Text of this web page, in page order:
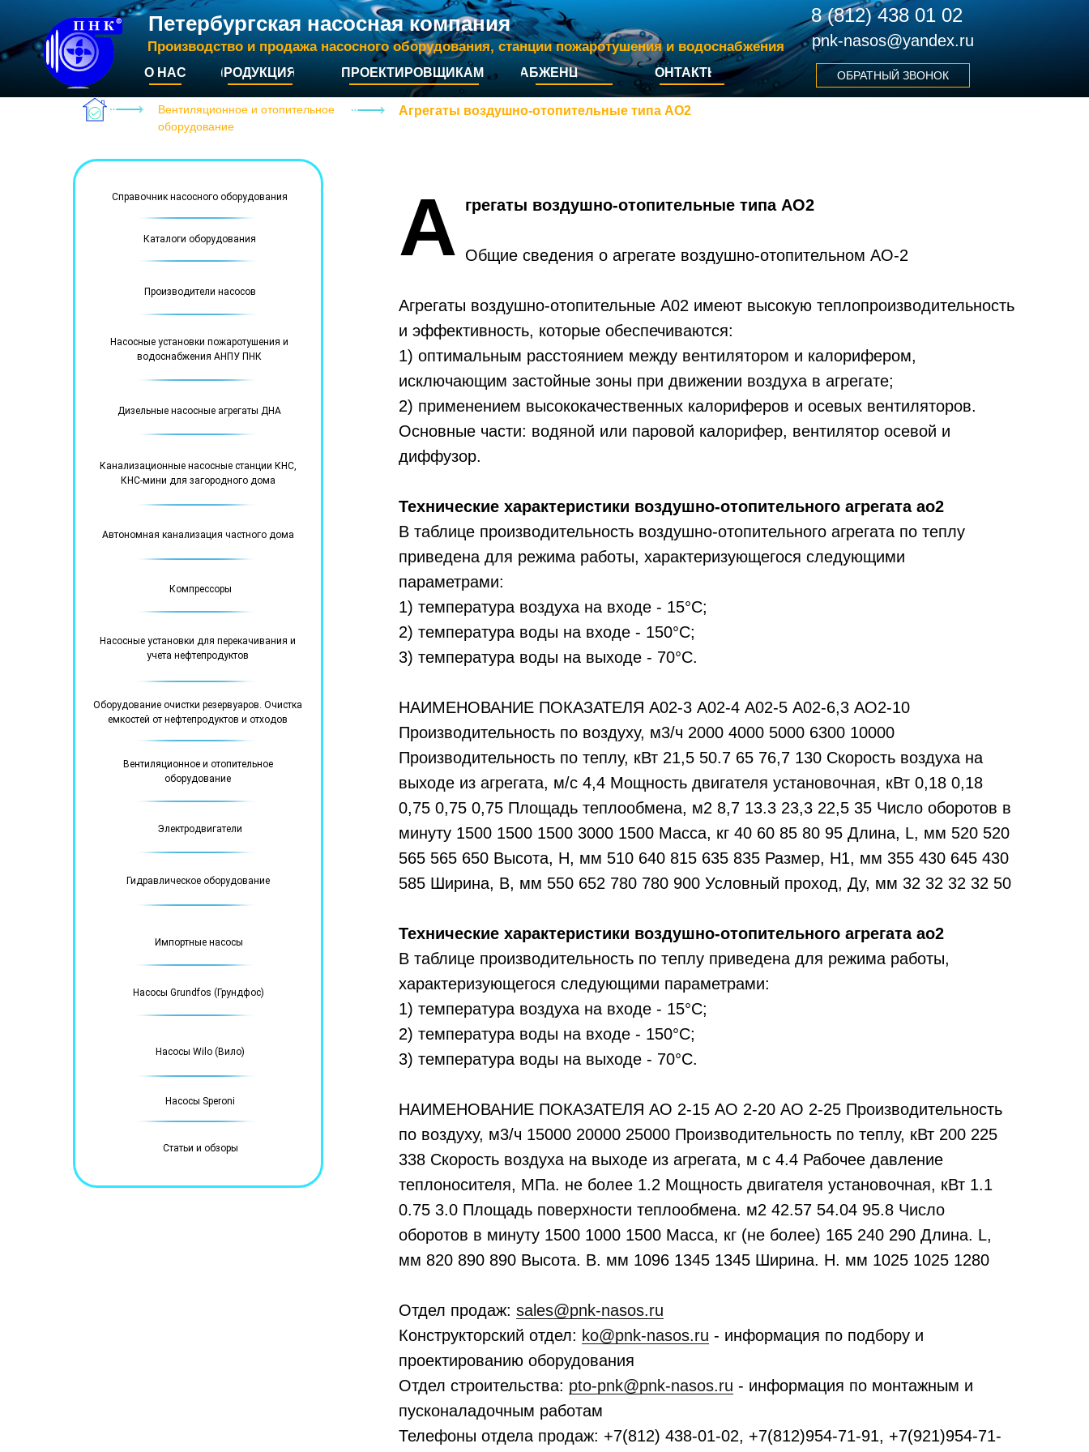
Петербургская насосная компания
ПРОДУКЦИЯ
О НАС ПРОЕКТИРОВЩИКАМ СНАБЖЕНЦАМ КОНТАКТЫ
8 (812) 438 01 02
ОБРАТНЫЙ ЗВОНОК
Производство и продажа насосного оборудования, станции пожаротушения и водоснабжения pnk-nasos@yandex.ru
Агрегаты воздушно-отопительные типа АО2
Вентиляционное и отопительное
оборудование
Справочник насосного оборудования
Каталоги оборудования
Производители насосов
Насосные установки пожаротушения и
водоснабжения АНПУ ПНК
Дизельные насосные агрегаты ДНА
Канализационные насосные станции КНС,
КНС-мини для загородного дома
Автономная канализация частного дома
Компрессоры
Насосные установки для перекачивания и
учета нефтепродуктов
Оборудование очистки резервуаров. Очистка
емкостей от нефтепродуктов и отходов
Вентиляционное и отопительное
оборудование
Электродвигатели
Гидравлическое оборудование
Импортные насосы
Насосы Grundfos (Грундфос)
Насосы Wilo (Вило)
Насосы Speroni
Статьи и обзоры
А грегаты воздушно-отопительные типа АО2
Общие сведения о агрегате воздушно-отопительном АО-2
Агрегаты воздушно-отопительные А02 имеют высокую теплопроизводительность
и эффективность, которые обеспечиваются:
1) оптимальным расстоянием между вентилятором и калорифером,
исключающим застойные зоны при движении воздуха в агрегате;
2) применением высококачественных калориферов и осевых вентиляторов.
Основные части: водяной или паровой калорифер, вентилятор осевой и
диффузор.
Технические характеристики воздушно-отопительного агрегата ао2
В таблице производительность воздушно-отопительного агрегата по теплу
приведена для режима работы, характеризующегося следующими
параметрами:
1) температура воздуха на входе - 15°С;
2) температура воды на входе - 150°С;
3) температура воды на выходе - 70°С.
НАИМЕНОВАНИЕ ПОКАЗАТЕЛЯ А02-3 А02-4 А02-5 А02-6,3 АО2-10
Производительность по воздуху, м3/ч 2000 4000 5000 6300 10000
Производительность по теплу, кВт 21,5 50.7 65 76,7 130 Скорость воздуха на
выходе из агрегата, м/с 4,4 Мощность двигателя установочная, кВт 0,18 0,18
0,75 0,75 0,75 Площадь теплообмена, м2 8,7 13.3 23,3 22,5 35 Число оборотов в
минуту 1500 1500 1500 3000 1500 Масса, кг 40 60 85 80 95 Длина, L, мм 520 520
565 565 650 Высота, Н, мм 510 640 815 635 835 Размер, Н1, мм 355 430 645 430
585 Ширина, В, мм 550 652 780 780 900 Условный проход, Ду, мм 32 32 32 32 50
Технические характеристики воздушно-отопительного агрегата ао2
В таблице производительность по теплу приведена для режима работы,
характеризующегося следующими параметрами:
1) температура воздуха на входе - 15°С;
2) температура воды на входе - 150°С;
3) температура воды на выходе - 70°С.
НАИМЕНОВАНИЕ ПОКАЗАТЕЛЯ АО 2-15 АО 2-20 АО 2-25 Производительность
по воздуху, м3/ч 15000 20000 25000 Производительность по теплу, кВт 200 225
338 Скорость воздуха на выходе из агрегата, м с 4.4 Рабочее давление
теплоносителя, МПа. не более 1.2 Мощность двигателя установочная, кВт 1.1
0.75 3.0 Площадь поверхности теплообмена. м2 42.57 54.04 95.8 Число
оборотов в минуту 1500 1000 1500 Масса, кг (не более) 165 240 290 Длина. L,
мм 820 890 890 Высота. В. мм 1096 1345 1345 Ширина. Н. мм 1025 1025 1280
Отдел продаж: sales@pnk-nasos.ru
Конструкторский отдел: ko@pnk-nasos.ru - информация по подбору и
проектированию оборудования
Отдел строительства: pto-pnk@pnk-nasos.ru - информация по монтажным и
пусконаладочным работам
Телефоны отдела продаж: +7(812) 438-01-02, +7(812)954-71-91, +7(921)954-71-